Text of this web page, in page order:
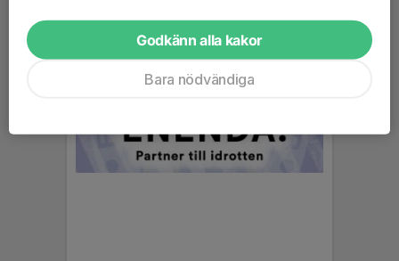
Godkänn alla kakor
Bara nödvändiga